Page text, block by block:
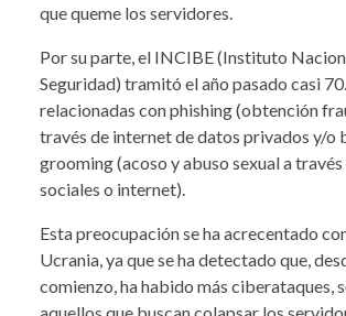
que queme los servidores.
Por su parte, el INCIBE (Instituto
Seguridad) tramitó el año pasado casi
relacionadas con phishing (obtención
través de internet de datos privados y/o
grooming (acoso y abuso sexual a través
sociales o internet).
Esta preocupación se ha acrecentado
Ucrania, ya que se ha detectado que,
comienzo, ha habido más ciberataques,